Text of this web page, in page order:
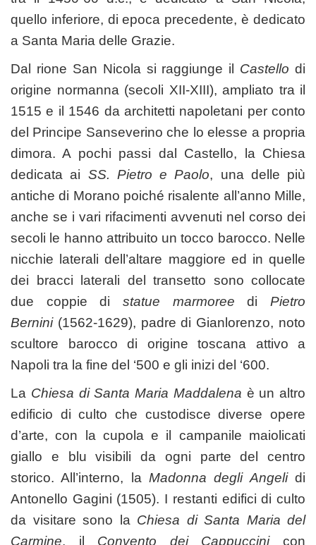
quello inferiore, di epoca precedente, è dedicato
a Santa Maria delle Grazie.
Dal rione San Nicola si raggiunge il Castello di
origine normanna (secoli XII-XIII), ampliato tra il
1515 e il 1546 da architetti napoletani per conto
del Principe Sanseverino che lo elesse a propria
dimora. A pochi passi dal Castello, la Chiesa
dedicata ai SS. Pietro e Paolo, una delle più
antiche di Morano poiché risalente all’anno Mille,
anche se i vari rifacimenti avvenuti nel corso dei
secoli le hanno attribuito un tocco barocco. Nelle
nicchie laterali dell’altare maggiore ed in quelle
dei bracci laterali del transetto sono collocate
due coppie di statue marmoree diPietro
Bernini (1562-1629), padre di Gianlorenzo, noto
scultore barocco di origine toscana attivo a
Napoli tra la fine del ‘500 e gli inizi del ‘600.
La Chiesa di Santa Maria Maddalena è un altro
edificio di culto che custodisce diverse opere
d’arte, con la cupola e il campanile maiolicati
giallo e blu visibili da ogni parte del centro
storico. All’interno, la Madonna degli Angeli di
Antonello Gagini (1505). I restanti edifici di culto
da visitare sono la Chiesa di Santa Maria del
Carmine, il Convento dei Cappuccinicon